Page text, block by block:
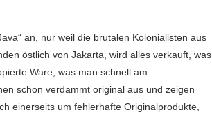
an, nur weil die brutalen Kolonialisten aus
östlich von Jakarta, wird alles verkauft, was
Ware, was man schnell am
schon verdammt original aus und zeigen
einerseits um fehlerhafte Originalprodukte,